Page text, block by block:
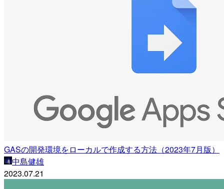
GASの開発環境をローカルで作成する方法（2023年7月版）
中島健雄
2023.07.21